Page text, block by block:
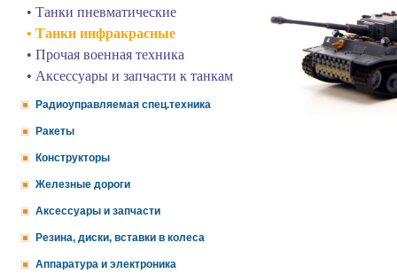
• Танки пневматические
• Танки инфракрасные
• Прочая военная техника
• Аксессуары и запчасти к танкам
Радиоуправляемая спец.техника
Ракеты
Конструкторы
Железные дороги
Аксессуары и запчасти
Резина, диски, вставки в колеса
Аппаратура и электроника